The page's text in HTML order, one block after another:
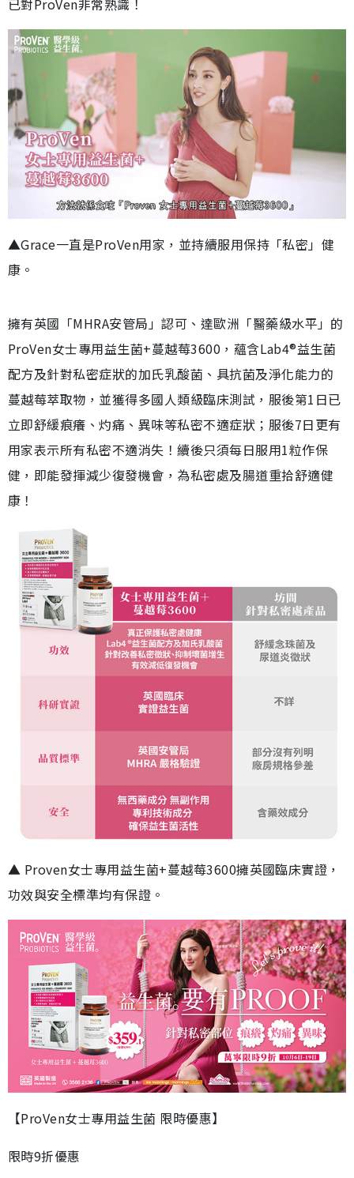
已對ProVen非常熟識！
▲Grace一直是ProVen用家，並持續服用保持「私密」健
康。
擁有英國「MHRA安管局」認可、達歐洲「醫藥級水平」的
ProVen女士專用益生菌+蔓越莓3600，蘊含Lab4®益生菌
配方及針對私密症狀的加氏乳酸菌、具抗菌及淨化能力的
蔓越莓萃取物，並獲得多國人類級臨床測試，服後第1日已
立即舒緩痕癢、灼痛、異味等私密不適症狀；服後7日更有
用家表示所有私密不適消失！續後只須每日服用1粒作保
健，即能發揮減少復發機會，為私密處及腸道重拾舒適健
康！
▲ Proven女士專用益生菌+蔓越莓3600擁英國臨床實證，
功效與安全標準均有保證。
【ProVen女士專用益生菌 限時優惠】
限時9折優惠